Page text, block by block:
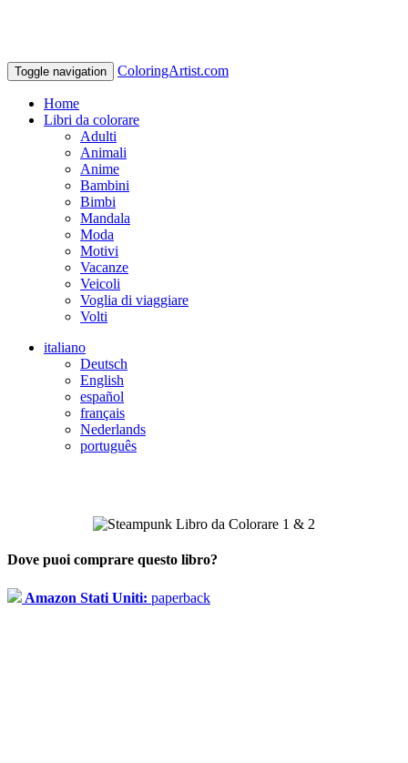
Toggle navigation ColoringArtist.com
Home
Libri da colorare
Adulti
Animali
Anime
Bambini
Bimbi
Mandala
Moda
Motivi
Vacanze
Veicoli
Voglia di viaggiare
Volti
italiano
Deutsch
English
español
français
Nederlands
português
Dove puoi comprare questo libro?
Amazon Stati Uniti: paperback